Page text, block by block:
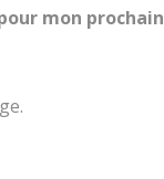
mon prochain